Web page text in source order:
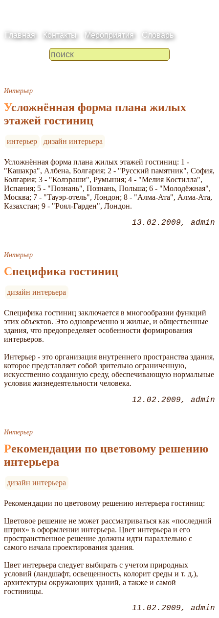
Главная Контакты Мероприятия Словарь
Интерьер
Усложнённая форма плана жилых
этажей гостиниц
интерьер дизайн интерьера
Усложнённая форма плана жилых этажей гостиниц: 1 -
"Кашакра", Албена, Болгария; 2 - "Русский памятник", София,
Болгария; 3 - "Колэраши", Румыния; 4 - "Мелия Костилла",
Испания; 5 - "Познань", Познань, Польша; 6 - "Молодёжная",
Москва; 7 - "Тауэр-отель", Лондон; 8 - "Алма-Ата", Алма-Ата,
Казахстан; 9 - "Роял-Гарден", Лондон.
13.02.2009 admin
Интерьер
Специфика гостиниц
дизайн интерьера
Специфика гостиниц заключается в многообразии функций
этих объектов. Это одновременно и жилые, и общественные
здания, что предопределяет особенности формирования
интерьеров.
Интерьер - это организация внутреннего пространства здания,
которое представляет собой зрительно ограниченную,
искусственно созданную среду, обеспечивающую нормальные
условия жизнедеятельности человека.
12.02.2009 admin
Интерьер
Рекомендации по цветовому решению
интерьера
дизайн интерьера
Рекомендации по цветовому решению интерьера гостиниц:
Цветовое решение не может рассматриваться как «последний
штрих» в оформлении интерьера. Цвет интерьера и его
пространственное решение должны идти параллельно с
самого начала проектирования здания.
Цвет интерьера следует выбирать с учетом природных
условий (ландшафт, освещенность, колорит среды и т. д.),
архитектуры окружающих зданий, а также и самой
гостиницы.
11.02.2009 admin